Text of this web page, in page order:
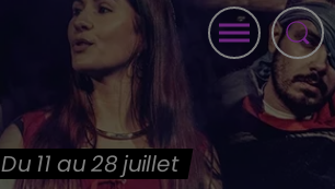
Du 11 au 28 juillet